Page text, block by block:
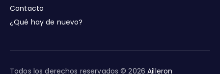
Contacto
¿Qué hay de nuevo?
Todos los derechos reservados © 2026Ailleron